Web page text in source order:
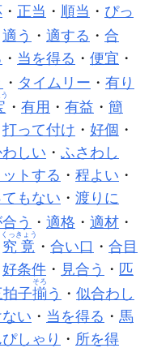
・ 正当 ・ 順当 ・ ぴっ
適う ・ 適する ・ 合
・ 当を得る ・ 便宜 ・
・ タイムリー ・ 有り
・ 有用 ・ 有益 ・ 簡
打って付け ・ 好個 ・
しい ・ ふさわし
トする ・ 程よい ・
もない ・ 渡りに
う ・ 適格 ・ 適材 ・
究竟
くっきょう
・ 合い口 ・ 合目
好条件 ・ 見合う ・ 匹
拍子揃
そろ
う ・ 似合わし
い ・ 当を得る ・ 馬
しゃり ・ 所を得